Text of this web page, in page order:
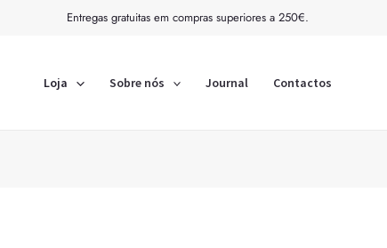
Entregas gratuitas em compras superiores a 250€.
Loja Sobre nós Journal Contactos